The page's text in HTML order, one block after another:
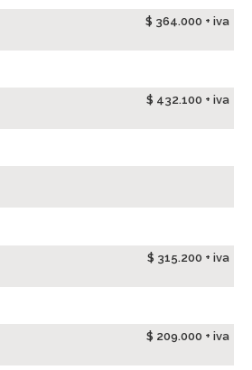
$ 364.000 + iva
$ 432.100 + iva
$ 315.200 + iva
$ 209.000 + iva